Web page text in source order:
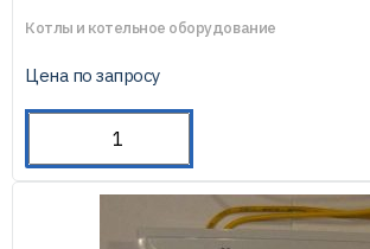
Котлы и котельное оборудование
Цена по запросу